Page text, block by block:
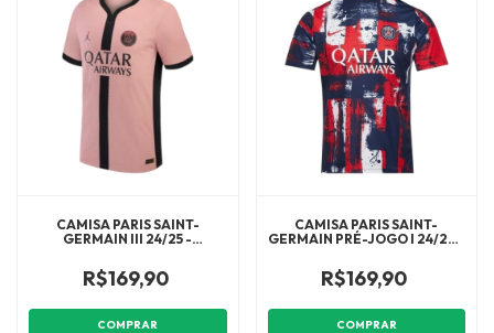
CAMISA PARIS SAINT-
GERMAIN III 24/25 -
MASCULINA - ROSA COM
DETALHES EM AZUL
R$169,90
COMPRAR
CAMISA PARIS SAINT-
GERMAIN PRÉ-JOGO I 24/25 -
MASCULINA - AZUL COM
DETALHES EM VERMELHO
R$169,90
COMPRAR